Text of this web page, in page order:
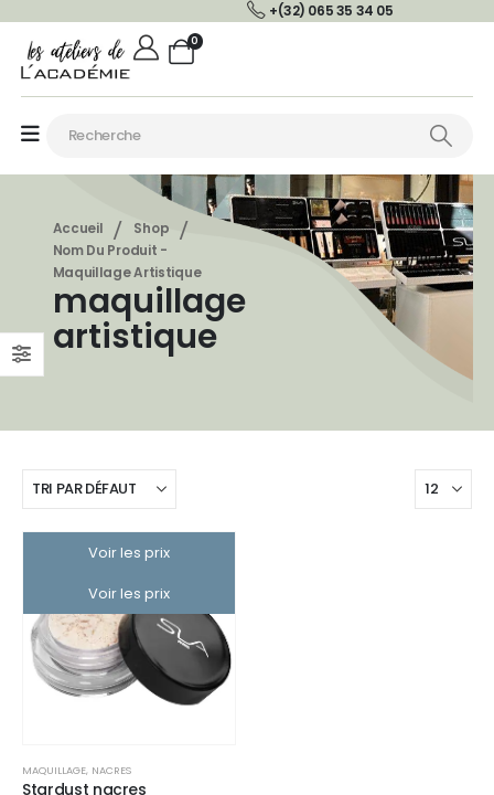
+(32) 065 35 34 05
0
Accueil
Shop
Nom Du Produit -
Maquillage Artistique
maquillage
artistique
Voir les prix
Voir les prix
MAQUILLAGE, NACRES
Stardust nacres